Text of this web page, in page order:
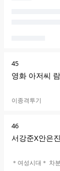
순
위
45
영화 아저씨
카페명
이종격투기
순
위
46
서강준X안은
카페명
＊여성시대＊ 차